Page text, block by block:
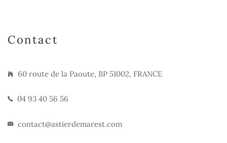
Contact
60 route de la Paoute, BP 51002, FRANCE
04 93 40 56 56
contact@astierdemarest.com